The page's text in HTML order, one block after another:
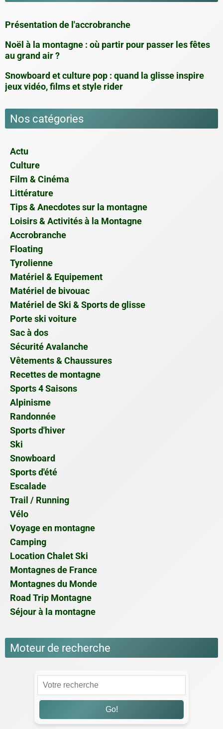
Présentation de l'accrobranche
Noël à la montagne : où partir pour passer les fêtes
au grand air ?
Snowboard et culture pop : quand la glisse inspire
jeux vidéo, films et style rider
Nos catégories
Actu
Culture
Film & Cinéma
Littérature
Tips & Anecdotes sur la montagne
Loisirs & Activités à la Montagne
Accrobranche
Floating
Tyrolienne
Matériel & Equipement
Matériel de bivouac
Matériel de Ski & Sports de glisse
Porte ski voiture
Sac à dos
Sécurité Avalanche
Vêtements & Chaussures
Recettes de montagne
Sports 4 Saisons
Alpinisme
Randonnée
Sports d'hiver
Ski
Snowboard
Sports d'été
Escalade
Trail / Running
Vélo
Voyage en montagne
Camping
Location Chalet Ski
Montagnes de France
Montagnes du Monde
Road Trip Montagne
Séjour à la montagne
Moteur de recherche
Go!